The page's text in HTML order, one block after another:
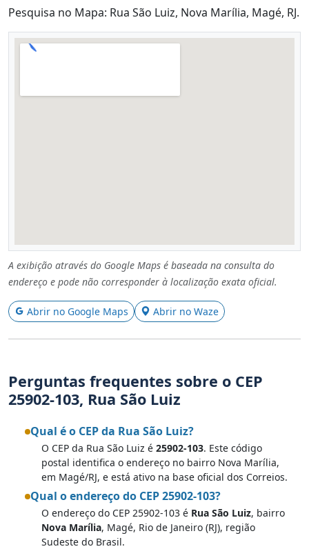
Pesquisa no Mapa: Rua São Luiz, Nova Marília, Magé, RJ.
A exibição através do Google Maps é baseada na consulta do
endereço e pode não corresponder à localização exata oficial.
Abrir no Google Maps Abrir no Waze
Perguntas frequentes sobre o CEP
25902-103, Rua São Luiz
Qual é o CEP da Rua São Luiz?
O CEP da Rua São Luiz é 25902-103. Este código
postal identifica o endereço no bairro Nova Marília,
em Magé/RJ, e está ativo na base oficial dos Correios.
Qual o endereço do CEP 25902-103?
O endereço do CEP 25902-103 é Rua São Luiz, bairro
Nova Marília, Magé, Rio de Janeiro (RJ), região
Sudeste do Brasil.